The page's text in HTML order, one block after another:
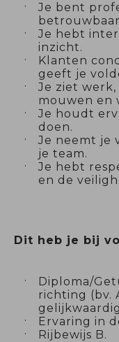
Je bent
Je hebt
inzicht.
Klanten
geeft je
Je ziet
mouwen en
Je houdt
doen.
Je neemt je
je team.
Je hebt
en de
Dit heb je bij
Diploma/
richting (bv.
Ervaring in
Rijbewijs B.